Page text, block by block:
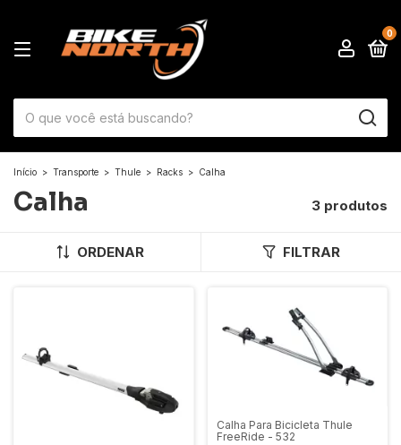
0
Início > Transporte > Thule > Racks > Calha
Calha 3 produtos
ORDENAR FILTRAR
Calha Para Bicicleta Thule
FreeRide - 532